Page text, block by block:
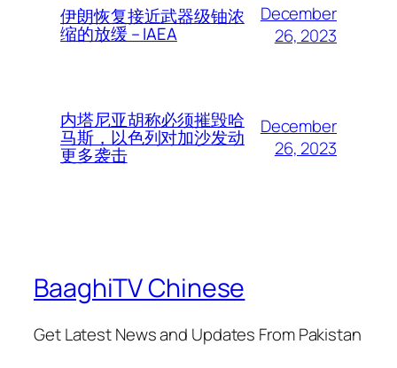
伊朗恢复接近武器级铀浓
缩的放缓 – IAEA
December
26, 2023
内塔尼亚胡称必须摧毁哈
马斯，以色列对加沙发动
更多袭击
December
26, 2023
BaaghiTV Chinese
Get Latest News and Updates From Pakistan